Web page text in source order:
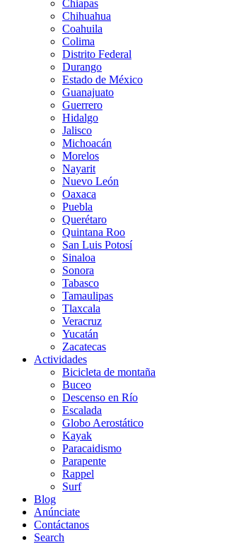
Chiapas
Chihuahua
Coahuila
Colima
Distrito Federal
Durango
Estado de México
Guanajuato
Guerrero
Hidalgo
Jalisco
Michoacán
Morelos
Nayarit
Nuevo León
Oaxaca
Puebla
Querétaro
Quintana Roo
San Luis Potosí
Sinaloa
Sonora
Tabasco
Tamaulipas
Tlaxcala
Veracruz
Yucatán
Zacatecas
Actividades
Bicicleta de montaña
Buceo
Descenso en Río
Escalada
Globo Aerostático
Kayak
Paracaidismo
Parapente
Rappel
Surf
Blog
Anúnciate
Contáctanos
Search